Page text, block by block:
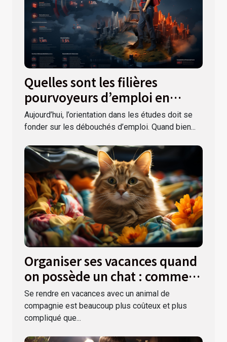
Quelles sont les filières
pourvoyeurs d’emploi en
France ?
Aujourd’hui, l’orientation dans les études doit se
fonder sur les débouchés d’emploi. Quand bien...
Organiser ses vacances quand
on possède un chat : comment
s’y prendre ?
Se rendre en vacances avec un animal de
compagnie est beaucoup plus coûteux et plus
compliqué que...